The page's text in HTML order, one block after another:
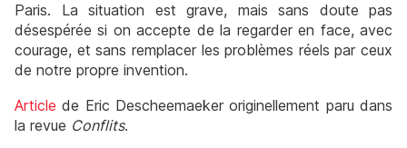
Paris. La situation est grave, mais sans doute pas
désespérée si on accepte de la regarder en face, avec
courage, et sans remplacer les problèmes réels par ceux
de notre propre invention.
Article de Eric Descheemaeker originellement paru dans
la revue Conflits.